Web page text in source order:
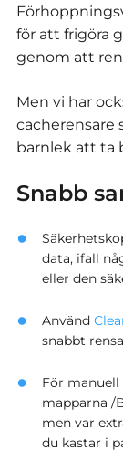
för att frigöra
genom att
Men vi har
cacherensare
barnlek att ta
Snabb
data, ifall
eller den
Använd
snabbt
För
mapparna /
men var
du kastar i